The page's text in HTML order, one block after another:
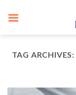
TAG ARCHIVES: